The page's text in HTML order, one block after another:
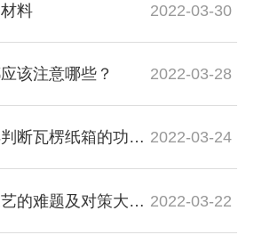
料 2022-03-30
该注意哪些？ 2022-03-28
定制纸箱，怎样判断瓦楞纸箱的功能质量是否合格？ 2022-03-24
纸箱加工模切工艺的难题及对策大盘点 2022-03-22